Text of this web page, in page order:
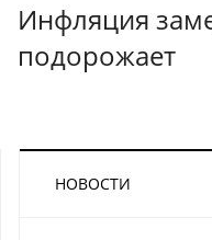
Инфляция
подорожает
НОВОСТИ